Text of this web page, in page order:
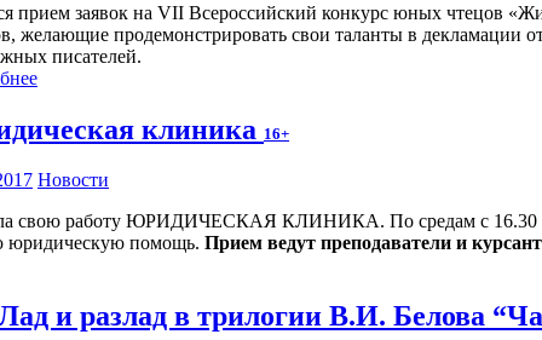
прием заявок на VII Всероссийский конкурс юных чтецов
желающие продемонстрировать свои таланты в декламации
писателей.
клиника 16+
Новости
свою работу ЮРИДИЧЕСКАЯ КЛИНИКА. По средам с 16.30
юридическую помощь. Прием ведут преподаватели и
и разлад в трилогии В.И. Белова